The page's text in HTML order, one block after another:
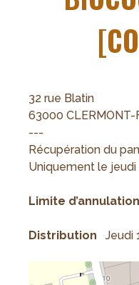
32 rue Blatin
63000 CLERMONT-
---
Récupération du
Uniquement le jeudi
Limite d’annulation
Distribution Jeudi